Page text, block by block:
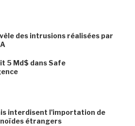
des intrusions réalisées par
5 Md$ dans Safe
interdisent l'importation de
étrangers